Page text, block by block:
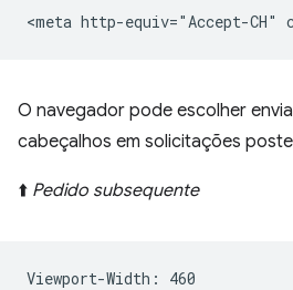
O navegador pode escolher
cabeçalhos em solicitações
⬆️ Pedido subsequente
Viewport-Width: 460